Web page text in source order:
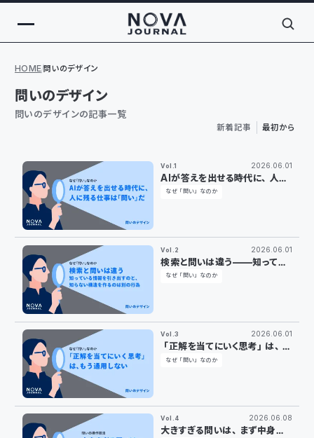
HOME問いのデザイン
問いのデザイン
問いのデザインの記事一覧
新着記事 最初から
Vol.1 2026.06.01
AIが答えを出せる時代に、人に
残る仕事は「問い」だ
なぜ「問い」なのか
Vol.2 2026.06.01
検索と問いは違う——知ってい
る情報を引き出すのと、知らな
なぜ「問い」なのか
Vol.3 2026.06.01
「正解を当てにいく思考」は、も
う通用しない
なぜ「問い」なのか
Vol.4 2026.06.08
大きすぎる問いは、まず中身を